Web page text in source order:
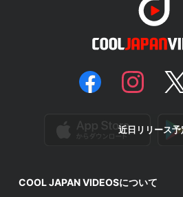
近日リリース予
COOL JAPAN VIDEOSについて